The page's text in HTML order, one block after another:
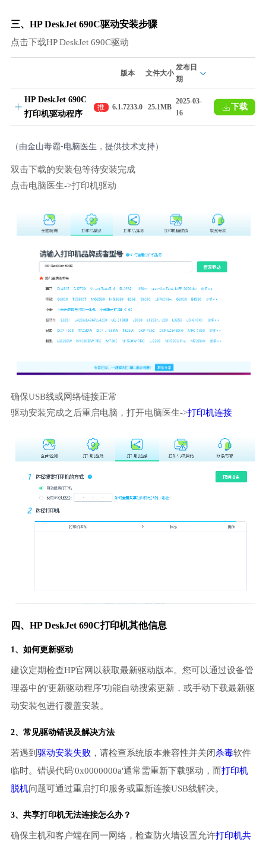
三、HP DeskJet 690C驱动安装步骤
点击下载HP DeskJet 690C驱动
版本 文件大小
发布日
期
HP DeskJet 690C
打印机驱动程序
推
荐
6.1.7233.0 25.1MB
2025-03-
16
下载
（由金山毒霸-电脑医生，提供技术支持）
双击下载的安装包等待安装完成
点击电脑医生->打印机驱动
确保USB线或网络链接正常
驱动安装完成之后重启电脑，打开电脑医生->打印机连接
四、HP DeskJet 690C打印机其他信息
1、如何更新驱动
建议定期检查HP官网以获取最新驱动版本。您可以通过设备管
理器中的'更新驱动程序'功能自动搜索更新，或手动下载最新驱
动安装包进行覆盖安装。
2、常见驱动错误及解决方法
若遇到 驱动安装失败，请检查系统版本兼容性并关闭杀毒软件
临时。错误代码'0x0000000a'通常需重新下载驱动，而打印机
脱机问题可通过重启打印服务或重新连接USB线解决。
3、共享打印机无法连接怎么办？
确保主机和客户端在同一网络，检查防火墙设置允许打印机共